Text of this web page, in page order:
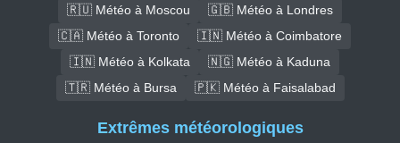
🇷🇺 Météo à Moscou
🇬🇧 Météo à Londres
🇨🇦 Météo à Toronto
🇮🇳 Météo à Coimbatore
🇮🇳 Météo à Kolkata
🇳🇬 Météo à Kaduna
🇹🇷 Météo à Bursa
🇵🇰 Météo à Faisalabad
Extrêmes météorologiques